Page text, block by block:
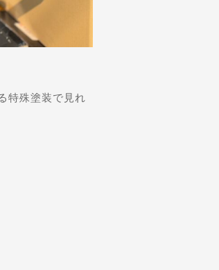
特殊塗装で見れ